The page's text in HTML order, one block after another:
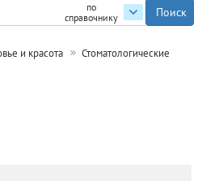
по
справочнику
и красота
Стоматологические